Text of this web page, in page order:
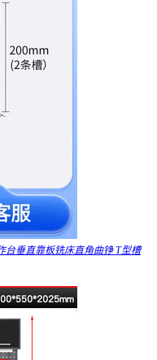
台垂直靠板铣床直角曲铮 T型槽